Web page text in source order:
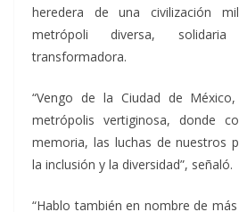
heredera de una civilización
metrópoli diversa,
transformadora.
“Vengo de la Ciudad de
metrópolis vertiginosa, donde
memoria, las luchas de nuestros
la inclusión y la diversidad”, señaló.
“Hablo también en nombre de